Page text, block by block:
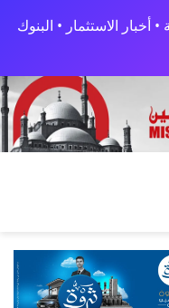
الاستثمار • البنوك